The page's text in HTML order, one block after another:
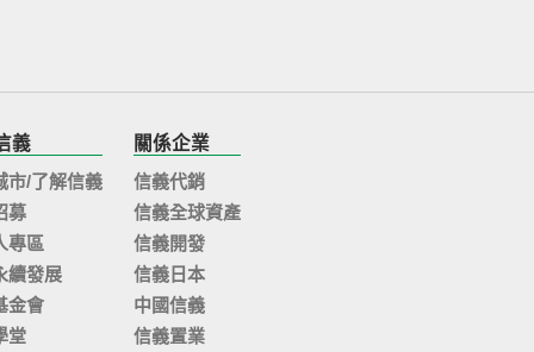
義
市/了解信義
募
專區
續發展
金會
堂
關係企業
信義代銷
信義全球資產
信義開發
信義日本
中國信義
信義置業